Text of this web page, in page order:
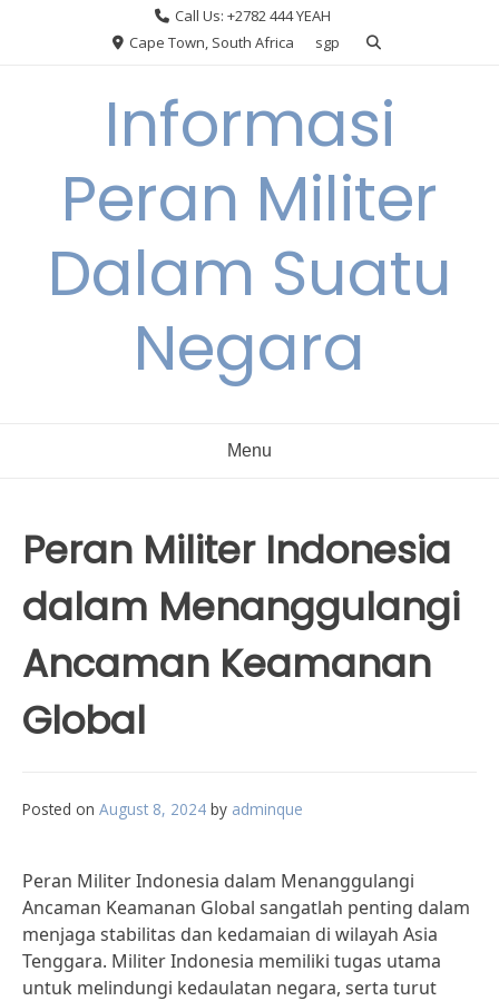
Call Us: +2782 444 YEAH
Cape Town, South Africa
sgp
Informasi
Peran Militer
Dalam Suatu
Negara
Menu
Peran Militer Indonesia
dalam Menanggulangi
Ancaman Keamanan
Global
Posted on August 8, 2024 by adminque
Peran Militer Indonesia dalam Menanggulangi
Ancaman Keamanan Global sangatlah penting dalam
menjaga stabilitas dan kedamaian di wilayah Asia
Tenggara. Militer Indonesia memiliki tugas utama
untuk melindungi kedaulatan negara, serta turut